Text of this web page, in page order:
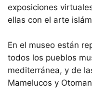
exposiciones
ellas con el arte
En el museo están
todos los pueblos
mediterránea, y de
Mamelucos y